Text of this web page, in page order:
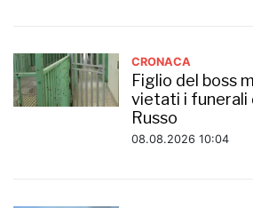
CRONACA
Figlio del boss
vietati i funerali
Russo
08.08.2026 10:04